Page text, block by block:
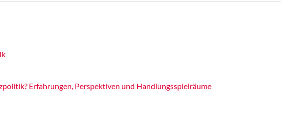
Erfahrungen, Perspektiven und Handlungsspielräume